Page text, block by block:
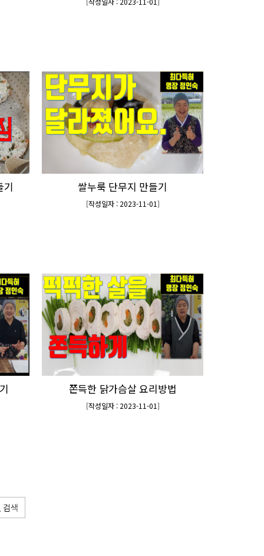
기 쌀누룩 단무지 만들기
[작성일자 : 2023-11-01]
쫀득한 닭가슴살 요리방법
[작성일자 : 2023-11-01]